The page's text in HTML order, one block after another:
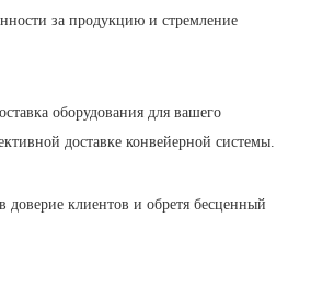
за продукцию и стремление
оборудования для вашего
доставке конвейерной системы.
доверие клиентов и обретя бесценный